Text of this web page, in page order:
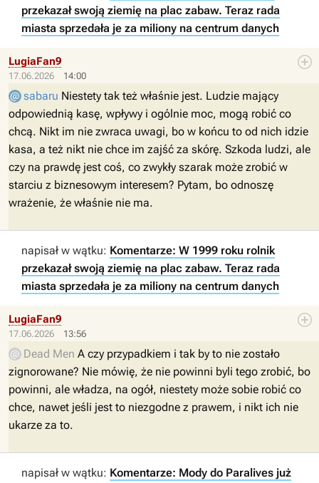
przekazał swoją ziemię na plac zabaw. Teraz rada
miasta sprzedała je za miliony na centrum danych
17.06.2026 14:00
LugiaFan9
sabaru Niestety tak też właśnie jest. Ludzie mający
odpowiednią kasę, wpływy i ogólnie moc, mogą robić co
chcą. Nikt im nie zwraca uwagi, bo w końcu to od nich idzie
kasa, a też nikt nie chce im zajść za skórę. Szkoda ludzi, ale
czy na prawdę jest coś, co zwykły szarak może zrobić w
starciu z biznesowym interesem? Pytam, bo odnoszę
wrażenie, że właśnie nie ma.
napisał w wątku: Komentarze: W 1999 roku rolnik
przekazał swoją ziemię na plac zabaw. Teraz rada
miasta sprzedała je za miliony na centrum danych
17.06.2026 13:56
LugiaFan9
Dead Men A czy przypadkiem i tak by to nie zostało
zignorowane? Nie mówię, że nie powinni byli tego zrobić, bo
powinni, ale władza, na ogół, niestety może sobie robić co
chce, nawet jeśli jest to niezgodne z prawem, i nikt ich nie
ukarze za to.
napisał w wątku: Komentarze: Mody do Paralives już